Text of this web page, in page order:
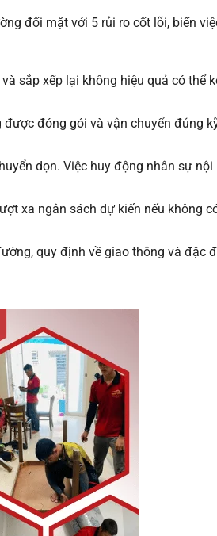
đối mặt với 5 rủi ro cốt lõi, biến
sắp xếp lại không hiệu quả có thể
đóng gói và vận chuyển đúng
dọn. Việc huy động nhân sự
xa ngân sách dự kiến nếu không
quy định về giao thông và đặc